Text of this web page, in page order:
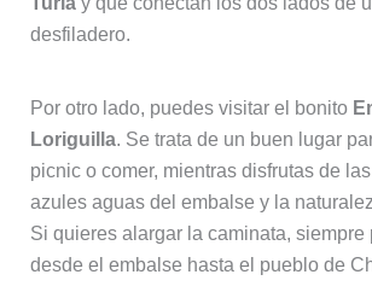
desfiladero.
Por otro lado, puedes visitar el bonito
Loriguilla. Se trata de un buen lugar
picnic o comer, mientras disfrutas de
azules aguas del embalse y la
Si quieres alargar la caminata, siempre
desde el embalse hasta el pueblo de